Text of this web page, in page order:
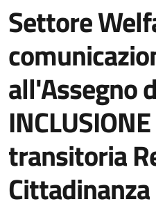
Settore
all'Assegno
transitoria
Cittadinanza